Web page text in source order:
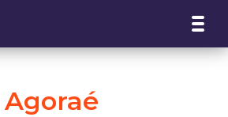
Agoraé
cookies